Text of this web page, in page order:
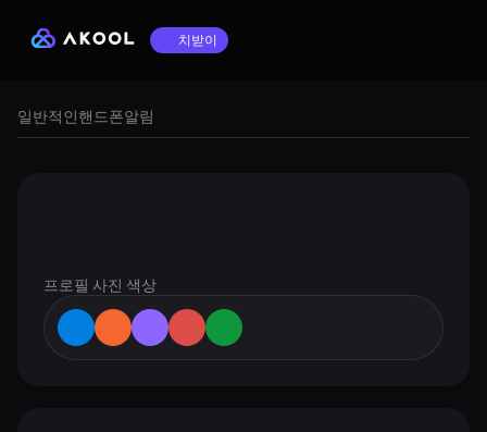
치받이
일반적인핸드폰알림
프로필 사진 색상